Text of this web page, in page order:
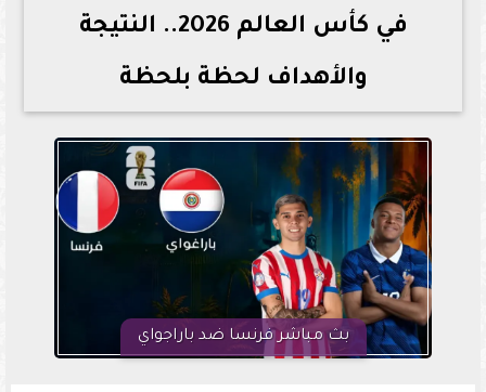
في كأس العالم 2026.. النتيجة
والأهداف لحظة بلحظة
بث مباشر فرنسا ضد باراجواي